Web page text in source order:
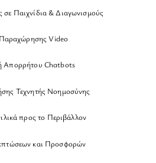
Παιχνίδια & Διαγωνισμούς
Video
Απορρήτου Chatbots
Τεχνητής Νοημοσύνης
προς το Περιβάλλον
και Προσφορών